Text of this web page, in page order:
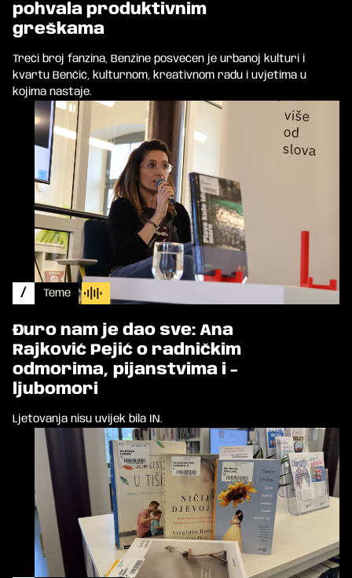
pohvala produktivnim
greškama
Treći broj fanzina, Benzine posvećen je urbanoj kulturi i
kvartu Benčić, kulturnom, kreativnom radu i uvjetima u
kojima nastaje.
/ Teme
Đuro nam je dao sve: Ana
Rajković Pejić o radničkim
odmorima, pijanstvima i -
ljubomori
Ljetovanja nisu uvijek bila IN.